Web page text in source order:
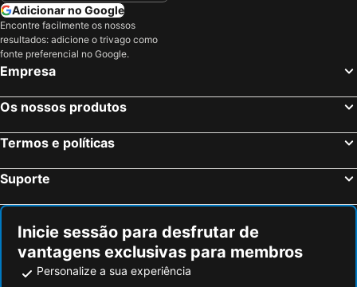
Adicionar no Google
Encontre facilmente os nossos
resultados: adicione o trivago como
fonte preferencial no Google.
Empresa
Os nossos produtos
Termos e políticas
Suporte
Inicie sessão para desfrutar de
vantagens exclusivas para membros
Personalize a sua experiência